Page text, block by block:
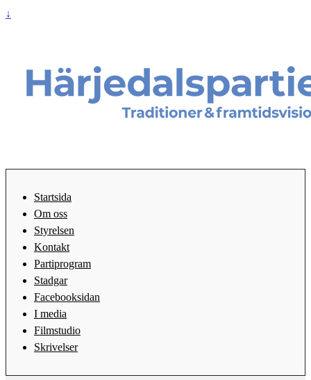
↓
Startsida
Om oss
Styrelsen
Kontakt
Partiprogram
Stadgar
Facebooksidan
I media
Filmstudio
Skrivelser